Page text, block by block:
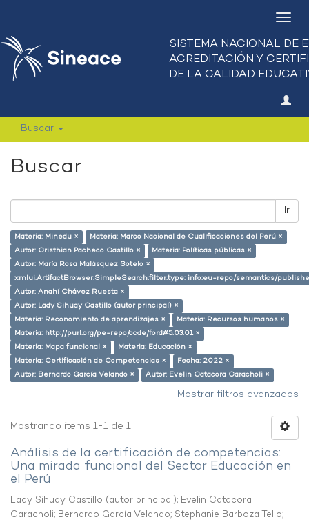
Buscar
Buscar
Ir
Materia: Minedu ×
Materia: Marco Nacional de Cualificaciones del Perú ×
Autor: Cristhian Pacheco Castillo ×
Materia: Políticas públicas ×
Autor: María Rosa Malásquez Sotelo ×
xmlui.ArtifactBrowser.SimpleSearch.filter.type: info:eu-repo/semantics/
Autor: Anahí Chávez Ruesta ×
Autor: Lady Sihuay Castillo (autor principal) ×
Materia: Reconomiento de aprendizajes ×
Materia: Recursos humanos ×
Materia: http://purl.org/pe-repo/ocde/ford#5.03.01 ×
Materia: Mapa funcional ×
Materia: Educación ×
Materia: Certificación de Competencias ×
Fecha: 2022 ×
Autor: Bernardo García Velando ×
Autor: Evelin Catacora Caracholi ×
Mostrar filtros avanzados
Mostrando ítems 1-1 de 1
Análisis de la certificación de competencias:
Una mirada funcional del Sector Educación en
el Perú
Lady Sihuay Castillo (autor principal); Evelin Catacora
Caracholi; Bernardo García Velando; Stephanie Barboza Tello;